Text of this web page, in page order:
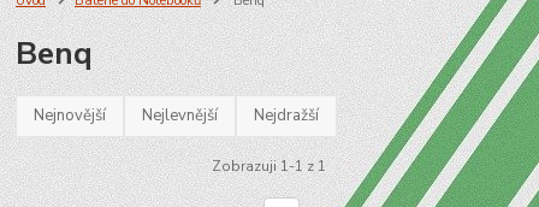
Benq
Nejnovější Nejlevnější Nejdražší
Zobrazuji 1-1 z 1